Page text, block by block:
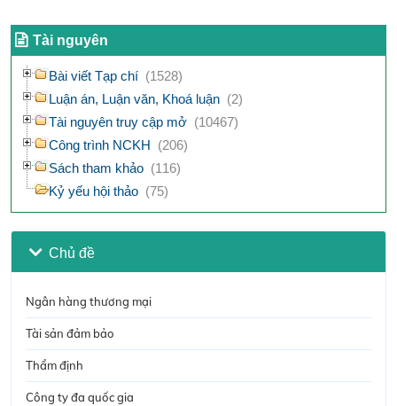
Tài nguyên
Bài viết Tạp chí (1528)
Luận án, Luận văn, Khoá luận (2)
Tài nguyên truy cập mở (10467)
Công trình NCKH (206)
Sách tham khảo (116)
Kỷ yếu hội thảo (75)
Chủ đề
Ngân hàng thương mại
Tài sản đảm bảo
Thẩm định
Công ty đa quốc gia